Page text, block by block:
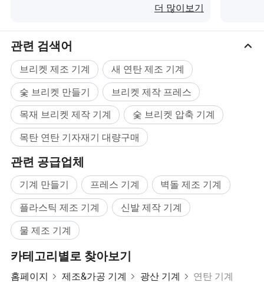
더 많이보기
관련 검색어
브리켓 제조 기계
새 연탄 제조 기계
숯 브리켓 만들기
브리켓 제작 프레스
목재 브리켓 제작 기계
숯 브리켓 압축 기계
목탄 연탄 기자재기 대량구매
관련 공급업체
기계 만들기 프레스 기계
벽돌 제조 기계
플라스틱 제조 기계
신발 제작 기계
물 제조 기계
카테고리별로 찾아보기
홈페이지 제조&가공 기계 광산 기계 연탄 기계